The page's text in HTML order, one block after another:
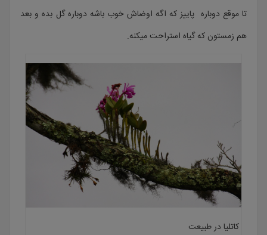
تا موقع دوباره پاییز که اگه اوضاش خوب باشه دوباره گل بده و بعد
هم زمستون که گیاه استراحت میکنه.
کاتلیا در طبیعت